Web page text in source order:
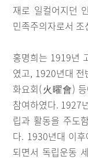
재로 일컬어지던
민족주의자로서
홍명희는 1919년
였고, 1920년대
화요회(火曜會)
참여하였다. 1927
립과 활동을 주도
다. 1930년대 이
되면서 독립운동